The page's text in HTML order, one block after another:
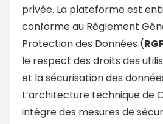
privée. La plateforme est
conforme au Règlement
Protection des Données (
le respect des droits des
et la sécurisation des
L’architecture technique de
intègre des mesures de